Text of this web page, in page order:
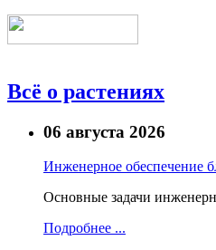
Всё о растениях
06 августа 2026
Инженерное обеспечение
Основные задачи
Подробнее ...